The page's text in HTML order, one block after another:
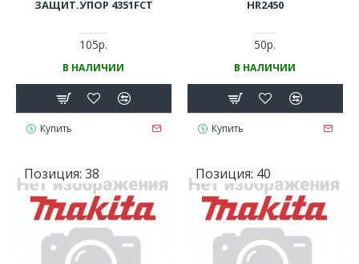
ЗАЩИТ.УПОР 4351FCT
105р.
В НАЛИЧИИ
Купить
HR2450
50р.
В НАЛИЧИИ
Купить
Позиция: 38 Позиция: 40